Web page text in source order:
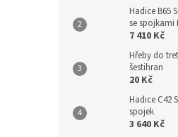
Hadice B65
se spojkami
7 410 Kč
Hřeby do
šestihran
20 Kč
Hadice C42
spojek
3 640 Kč